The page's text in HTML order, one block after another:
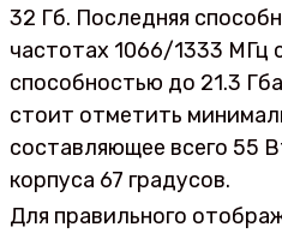
32 Гб. Последняя
частотах 1066/1333 МГц
способностью до 21.3
стоит отметить
составляющее всего 55
корпуса 67 градусов.
Для правильного